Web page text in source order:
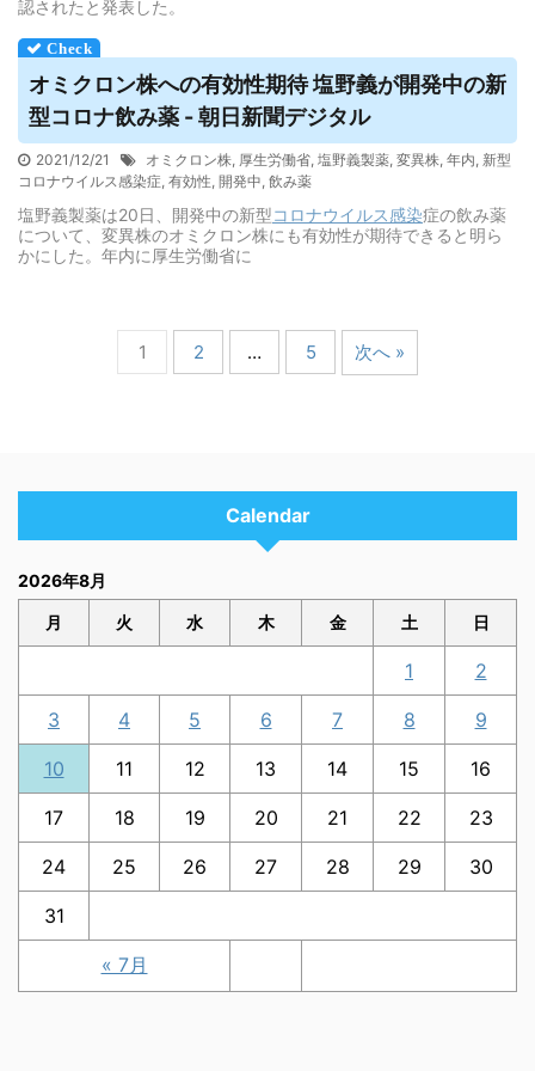
認されたと発表した。
オミクロン株への有効性期待 塩野義が開発中の新
型コロナ飲み薬 - 朝日新聞デジタル
2021/12/21 オミクロン株, 厚生労働省, 塩野義製薬, 変異株, 年内, 新型
コロナウイルス感染症, 有効性, 開発中, 飲み薬
塩野義製薬は20日、開発中の新型コロナウイルス感染症の飲み薬
について、変異株のオミクロン株にも有効性が期待できると明ら
かにした。年内に厚生労働省に
1 2 … 5 次へ »
Calendar
2026年8月
月 火 水 木 金 土 日
« 7月
1 2
3 4 5 6 7 8 9
10 11 12 13 14 15 16
17 18 19 20 21 22 23
24 25 26 27 28 29 30
31